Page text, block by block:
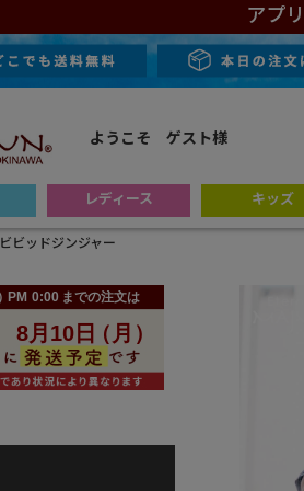
アプ
ようこそ ゲスト様
レディース キッズ
ビビッドジンジャー